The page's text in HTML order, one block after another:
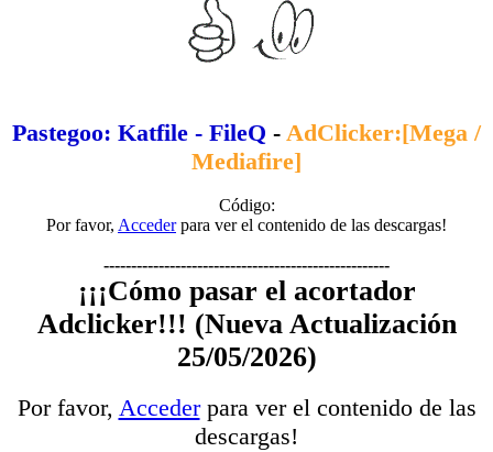
Pastegoo: Katfile - FileQ - AdClicker:[Mega /
Mediafire]
Código:
Por favor, Accederpara ver el contenido de las descargas!
----------------------------------------------------
¡¡¡Cómo pasar el acortador
Adclicker!!! (Nueva Actualización
25/05/2026)
Por favor, Accederpara ver el contenido de las
descargas!